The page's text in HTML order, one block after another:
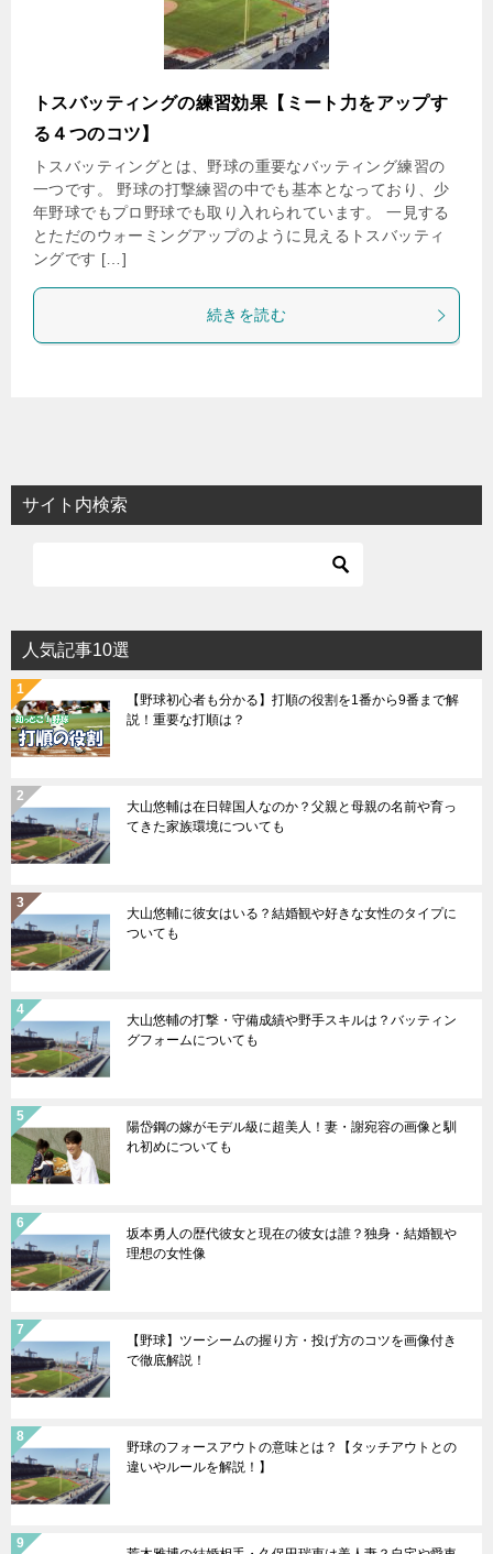
トスバッティングの練習効果【ミート力をアップす
る４つのコツ】
トスバッティングとは、野球の重要なバッティング練習の
一つです。 野球の打撃練習の中でも基本となっており、少
年野球でもプロ野球でも取り入れられています。 一見する
とただのウォーミングアップのように見えるトスバッティ
ングです […]
続きを読む
サイト内検索
人気記事10選
【野球初心者も分かる】打順の役割を1番から9番まで解
説！重要な打順は？
大山悠輔は在日韓国人なのか？父親と母親の名前や育っ
てきた家族環境についても
大山悠輔に彼女はいる？結婚観や好きな女性のタイプに
ついても
大山悠輔の打撃・守備成績や野手スキルは？バッティン
グフォームについても
陽岱鋼の嫁がモデル級に超美人！妻・謝宛容の画像と馴
れ初めについても
坂本勇人の歴代彼女と現在の彼女は誰？独身・結婚観や
理想の女性像
【野球】ツーシームの握り方・投げ方のコツを画像付き
で徹底解説！
野球のフォースアウトの意味とは？【タッチアウトとの
違いやルールを解説！】